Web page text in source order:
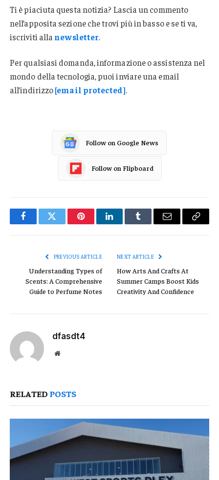
Ti è piaciuta questa notizia? Lascia un commento
nell’apposita sezione che trovi più in basso e se ti va,
iscriviti alla newsletter.
Per qualsiasi domanda, informazione o assistenza nel
mondo della tecnologia, puoi inviare una email
all’indirizzo[email protected].
Follow on Google News
Follow on Flipboard
FacebookTwitter PinterestLinkedInTumblr Email
Copy
PREVIOUS ARTICLE
Understanding Types of
Scents: A Comprehensive
Guide to Perfume Notes
NEXT ARTICLE
How Arts And Crafts At
Summer Camps Boost Kids
Creativity And Confidence
dfasdt4
Website
RELATED POSTS